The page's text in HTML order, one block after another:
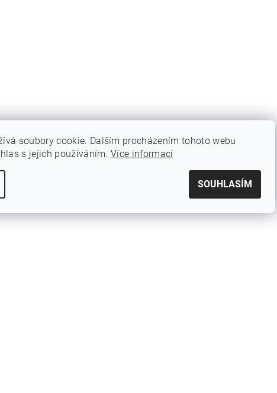
soubory cookie. Dalším procházením tohoto webu
s jejich používáním.Více informací
SOUHLASÍM